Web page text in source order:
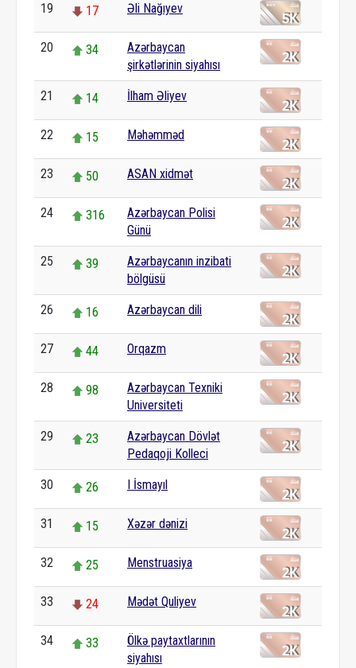
19 17 Əli Nağıyev
20 34
Azərbaycan
şirkətlərinin siyahısı
21 14 İlham Əliyev
22 15 Məhəmməd
23 50 ASAN xidmət
24 316
Azərbaycan Polisi
Günü
25 39
Azərbaycanın inzibati
bölgüsü
26 16 Azərbaycan dili
27 44 Orqazm
28 98
Azərbaycan Texniki
Universiteti
29 23
Azərbaycan Dövlət
Pedaqoji Kolleci
30 26 I İsmayıl
31 15 Xəzər dənizi
32 25 Menstruasiya
33 24 Mədət Quliyev
34 33
Ölkə paytaxtlarının
siyahısı